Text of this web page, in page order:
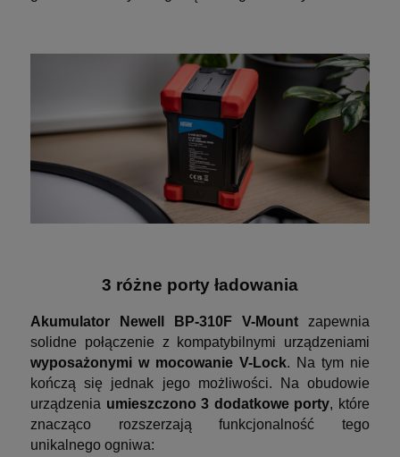
3 różne porty ładowania
Akumulator Newell BP-310F V-Mount zapewnia
solidne połączenie z kompatybilnymi urządzeniami
wyposażonymi w mocowanie V-Lock. Na tym nie
kończą się jednak jego możliwości. Na obudowie
urządzenia umieszczono 3 dodatkowe porty, które
znacząco rozszerzają funkcjonalność tego
unikalnego ogniwa: